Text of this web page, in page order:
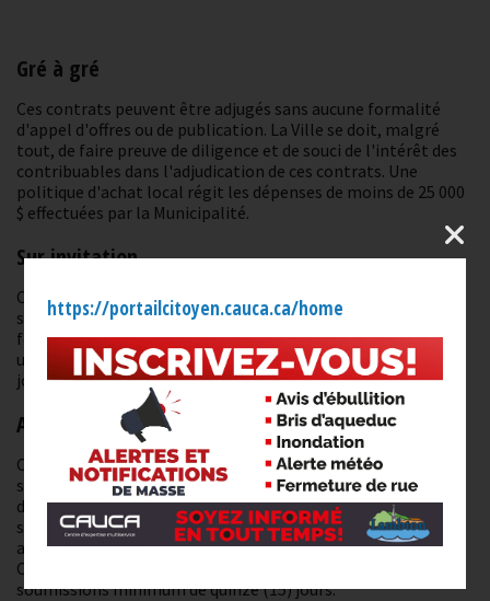
Gré à gré
Ces contrats peuvent être adjugés sans aucune formalité
d'appel d'offres ou de publication. La Ville se doit, malgré
tout, de faire preuve de diligence et de souci de l'intérêt des
contribuables dans l'adjudication de ces contrats. Une
politique d'achat local régit les dépenses de moins de 25 000
$ effectuées par la Municipalité.
Sur invitation
Ces contrats doivent faire l'objet d'une demande de
soumission par voie écrite à au moins deux entrepreneurs ou
fournisseurs, selon le cas. Ces appels d'offres doivent prévoir
un délai de réception des soumissions minimum de huit (8)
jours;
Appel d'offres public
Ces contrats doivent faire l'objet d'une demande de
soumission publique faite par annonce dans un journal
distribué sur le territoire de la ville de même que sur le
système électronique d'affichage des appels d'offres
approuvé par le gouvernement du Québec (seao.gouv.qc.ca
Ces appels d'offres doivent prévoir un délai de réception des
soumissions minimum de quinze (15) jours.
https://portailcitoyen.cauca.ca/home